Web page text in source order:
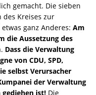
gemacht. Die sieben
des Kreises zur
ganz Anderes: Am
die Aussetzung des
Dass die Verwaltung
von CDU, SPD,
selbst Verursacher
der Verwaltung
gediehen ist! Die